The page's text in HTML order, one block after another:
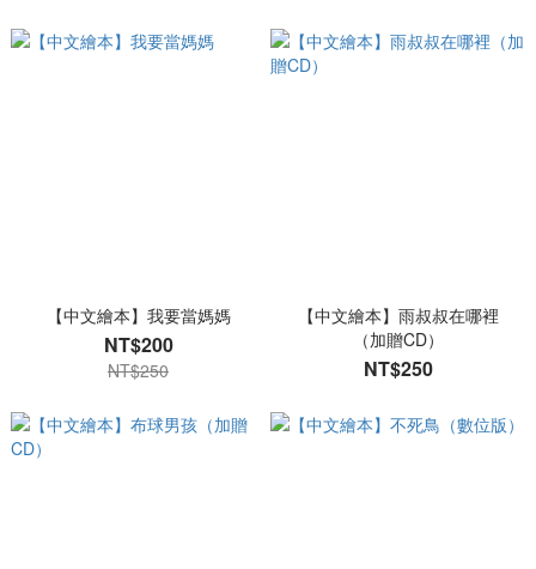
【中文繪本】我要當媽媽
NT$200
NT$250
【中文繪本】雨叔叔在哪裡
（加贈CD）
NT$250